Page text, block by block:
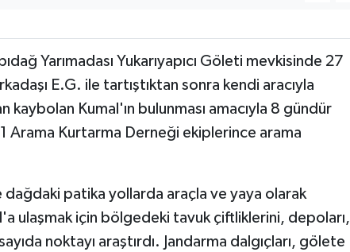
Yarımadası Yukarıyapıcı Göleti mevkisinde 27
E.G. ile tartıştıktan sonra kendi aracıyla
kaybolan Kumal'ın bulunması amacıyla 8 gündür
Arama Kurtarma Derneği ekiplerince arama
dağdaki patika yollarda araçla ve yaya olarak
ulaşmak için bölgedeki tavuk çiftliklerini, depoları,
noktayı araştırdı. Jandarma dalgıçları, gölete